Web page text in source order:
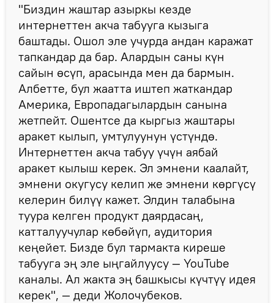
"Биздин жаштар азыркы кезде
интернеттен акча табууга кызыга
баштады. Ошол эле учурда андан каражат
тапкандар да бар. Алардын саны күн
сайын өсүп, арасында мен да бармын.
Албетте, бул жаатта иштеп жаткандар
Америка, Европадагылардын санына
жетпейт. Ошентсе да кыргыз жаштары
аракет кылып, умтулуунун үстүндө.
Интернеттен акча табуу үчүн аябай
аракет кылыш керек. Эл эмнени каалайт,
эмнени окугусу келип же эмнени көргүсү
келерин билүү кажет. Элдин талабына
туура келген продукт даярдасаң,
катталуучулар көбөйүп, аудитория
кеңейет. Бизде бул тармакта киреше
табууга эң эле ыңгайлуусу — YouTube
каналы. Ал жакта эң башкысы күчтүү идея
керек", — деди Жолочубеков.